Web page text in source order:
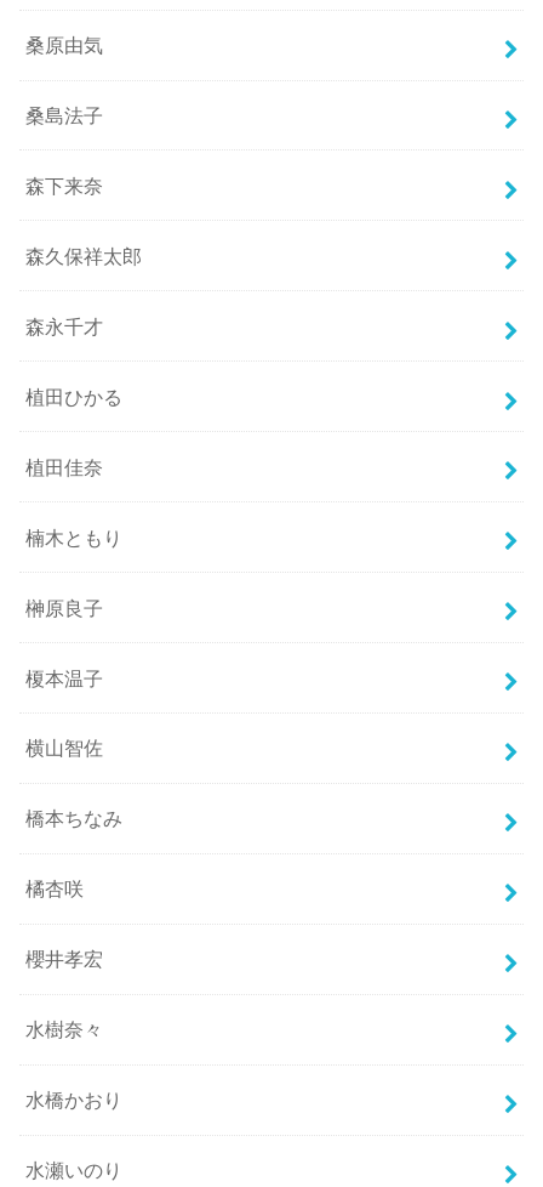
桑原由気
桑島法子
森下来奈
森久保祥太郎
森永千才
植田ひかる
植田佳奈
楠木ともり
榊原良子
榎本温子
横山智佐
橋本ちなみ
橘杏咲
櫻井孝宏
水樹奈々
水橋かおり
水瀬いのり